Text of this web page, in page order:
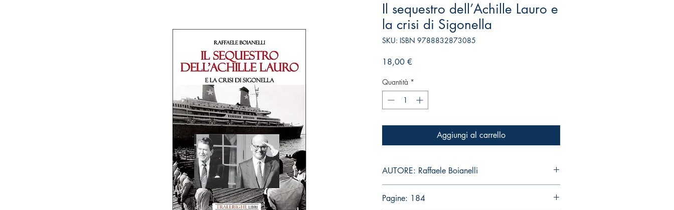
Il sequestro dell’Achille Lauro e
la crisi di Sigonella
SKU: ISBN 9788832873085
18,00 €Prezzo
Quantità *
Aggiungi al carrello
AUTORE: Raffaele Boianelli
Pagine: 184